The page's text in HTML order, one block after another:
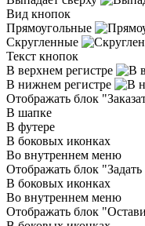
Вид кнопок
Прямоугольные
Скругленные
Текст кнопок
В верхнем регистре
В нижнем регистре
Отображать блок
В шапке
В футере
В боковых иконках
Во внутреннем меню
Отображать блок
В боковых иконках
Во внутреннем меню
Отображать блок